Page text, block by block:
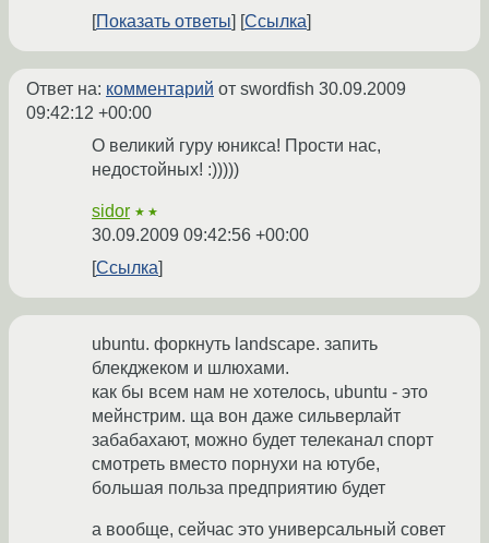
Показать ответы Ссылка
Ответ на: комментарий от swordfish 30.09.2009
09:42:12 +00:00
О великий гуру юникса! Прости нас,
недостойных! :)))))
sidor ★★
30.09.2009 09:42:56 +00:00
Ссылка
ubuntu. форкнуть landscape. запить
блекджеком и шлюхами.
как бы всем нам не хотелось, ubuntu - это
мейнстрим. ща вон даже сильверлайт
забабахают, можно будет телеканал спорт
смотреть вместо порнухи на ютубе,
большая польза предприятию будет
а вообще, сейчас это универсальный совет